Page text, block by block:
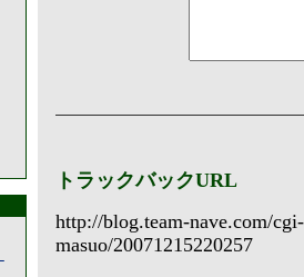
トラックバックURL
http://blog.team-nave.com/
masuo/20071215220257